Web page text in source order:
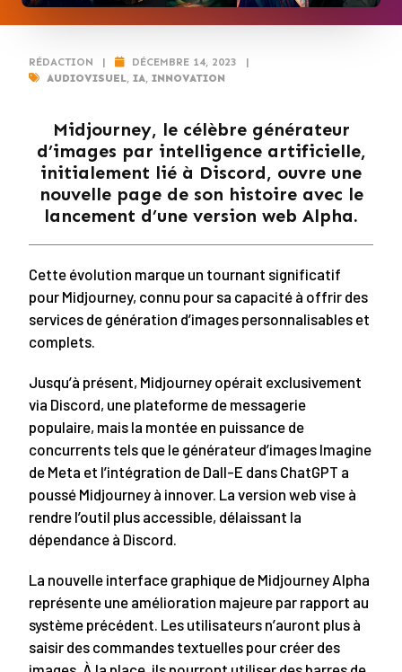
RÉDACTION | DÉCEMBRE 14, 2023
|
AUDIOVISUEL IA INNOVATION
Midjourney, le célèbre générateur
d’images par intelligence artificielle,
initialement lié à Discord, ouvre une
nouvelle page de son histoire avec le
lancement d’une version web Alpha.
Cette évolution marque un tournant significatif
pour Midjourney, connu pour sa capacité à offrir des
services de génération d’images personnalisables et
complets.
Jusqu’à présent, Midjourney opérait exclusivement
via Discord, une plateforme de messagerie
populaire, mais la montée en puissance de
concurrents tels que le générateur d’images Imagine
de Meta et l’intégration de Dall-E dans ChatGPT a
poussé Midjourney à innover. La version web vise à
rendre l’outil plus accessible, délaissant la
dépendance à Discord.
La nouvelle interface graphique de Midjourney Alpha
représente une amélioration majeure par rapport au
système précédent. Les utilisateurs n’auront plus à
saisir des commandes textuelles pour créer des